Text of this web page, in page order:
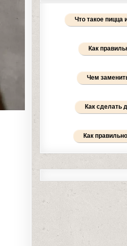
Что такое пицца
Как
Чем
Как сделать
Как